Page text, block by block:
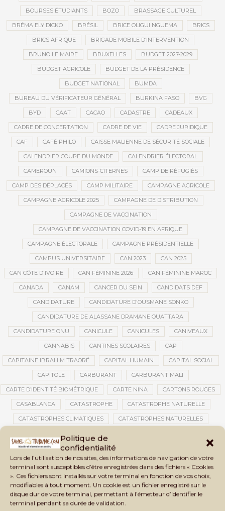
Politique de
confidentialité
Lors de l’utilisation de nos sites, des informations de navigation de votre
terminal sont susceptibles d’être enregistrées dans des fichiers « Cookies
». Ces fichiers sont installés sur votre terminal en fonction de vos choix,
modifiables à tout moment. Un cookie est un fichier enregistré sur le
disque dur de votre terminal, permettant à l’émetteur d’identifier le
terminal pendant sa durée de validation.
BOURSES ÉTUDIANTS BOZO BRASSAGE CULTUREL
BRÉMA ELY DICKO BRÉSIL BRICE OLIGUI NGUEMA BRICS
BRICS AFRIQUE BRIGADE MOBILE D’INTERVENTION
BRUNO LE MAIRE BRUXELLES BUDGET 2027-2029
BUDGET AGRICOLE BUDGET DE LA PRÉSIDENCE
BUDGET NATIONAL BUMDA
BUREAU DU VÉRIFICATEUR GÉNÉRAL BURKINA FASO BVG
BYD CAAT CACAO CADASTRE CADEAUX
CADRE DE CONCERTATION CADRE DE VIE CADRE JURIDIQUE
CAF CAFÉ PHILO CAISSE MALIENNE DE SÉCURITÉ SOCIALE
CALENDRIER COUPE DU MONDE CALENDRIER ÉLECTORAL
CAMEROUN CAMIONS-CITERNES CAMP DE RÉFUGIÉS
CAMP DES DÉPLACÉS CAMP MILITAIRE CAMPAGNE AGRICOLE
CAMPAGNE AGRICOLE 2025 CAMPAGNE DE DISTRIBUTION
CAMPAGNE DE VACCINATION
CAMPAGNE DE VACCINATION COVID-19 EN AFRIQUE
CAMPAGNE ÉLECTORALE CAMPAGNE PRÉSIDENTIELLE
CAMPUS UNIVERSITAIRE CAN 2023 CAN 2025
CAN CÔTE D'IVOIRE CAN FÉMININE 2026 CAN FÉMININE MAROC
CANADA CANAM CANCER DU SEIN CANDIDATS DEF
CANDIDATURE CANDIDATURE D'OUSMANE SONKO
CANDIDATURE DE ALASSANE DRAMANE OUATTARA
CANDIDATURE ONU CANICULE CANICULES CANIVEAUX
CANNABIS CANTINES SCOLAIRES CAP
CAPITAINE IBRAHIM TRAORÉ CAPITAL HUMAIN CAPITAL SOCIAL
CAPITOLE CARBURANT CARBURANT MALI
CARTE D’IDENTITÉ BIOMÉTRIQUE CARTE NINA CARTONS ROUGES
CASABLANCA CATASTROPHE CATASTROPHE NATURELLE
CATASTROPHES CLIMATIQUES CATASTROPHES NATURELLES
CÉDÉAO CEDEAO CEI CÉLÉBRATION NATIONALE CEMAC
CEMAPI CEN-SNESUP CENOU CENSURE
CENTRAFRIQUE CENTRALE SOLAIRE
CENTRALE SOLAIRE DE SANANKOROBA CENTRALES SOLAIRES
CENTRE D'INTELLIGENCE ARTIFICIELLE